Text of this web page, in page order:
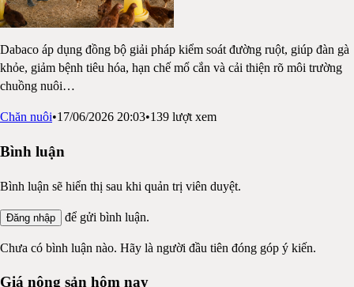
Dabaco áp dụng đồng bộ giải pháp kiểm soát đường ruột, giúp đàn gà
khỏe, giảm bệnh tiêu hóa, hạn chế mổ cắn và cải thiện rõ môi trường
chuồng nuôi…
Chăn nuôi•17/06/2026 20:03•139 lượt xem
Bình luận
Bình luận sẽ hiển thị sau khi quản trị viên duyệt.
Đăng nhập để gửi bình luận.
Chưa có bình luận nào. Hãy là người đầu tiên đóng góp ý kiến.
Giá nông sản hôm nay